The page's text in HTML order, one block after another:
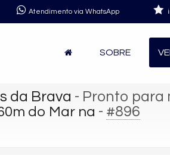
Atendimento via WhatsApp
SOBRE
da Brava - Pronto para
do Mar na - #896